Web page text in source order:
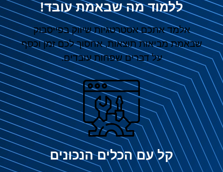
ללמוד מה שבאמת עובד!
אלמד אתכם אסטרטגיות שיווק בפייסבוק
שבאמת מביאות תוצאות, אחסוך לכם זמן וכסף
על דברים שפחות עובדים.
קל עם הכלים הנכונים